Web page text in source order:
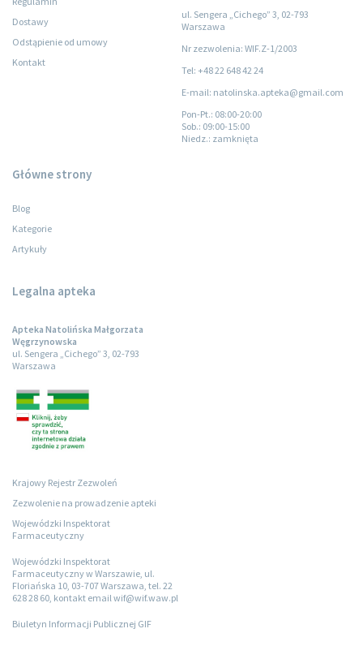
Dostawy
Odstąpienie od umowy
Kontakt
ul. Sengera „Cichego” 3, 02-793
Warszawa
Nr zezwolenia: WIF.Z-1/2003
Tel: +48 22 648 42 24
E-mail: natolinska.apteka@gmail.com
Pon-Pt.: 08:00-20:00
Sob.: 09:00-15:00
Niedz.: zamknięta
Główne strony
Blog
Kategorie
Artykuły
Legalna apteka
Apteka Natolińska Małgorzata
Węgrzynowska
ul. Sengera „Cichego” 3, 02-793
Warszawa
Krajowy Rejestr Zezwoleń
Zezwolenie na prowadzenie apteki
Wojewódzki Inspektorat
Farmaceutyczny
Wojewódzki Inspektorat
Farmaceutyczny w Warszawie, ul.
Floriańska 10, 03-707 Warszawa, tel. 22
628 28 60, kontakt email wif@wif.waw.pl
Biuletyn Informacji Publicznej GIF